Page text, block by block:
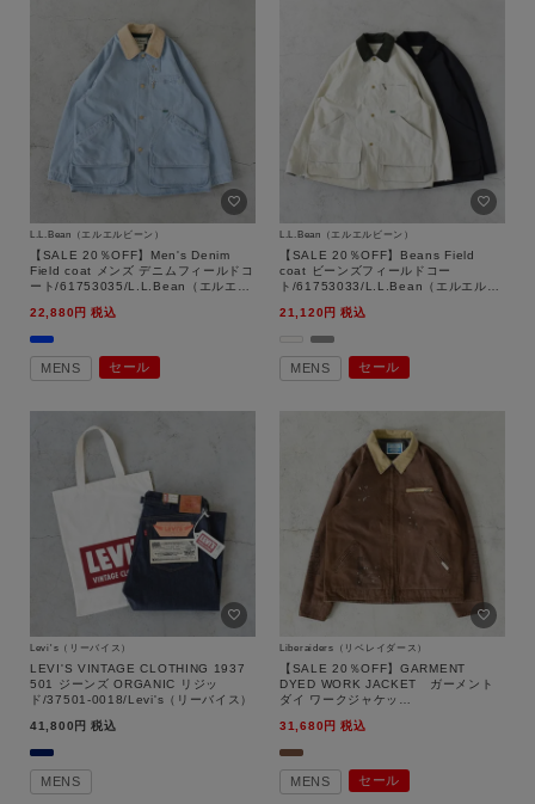
L.L.Bean（エルエルビーン）
【SALE 20％OFF】Men's Denim
Field coat メンズ デニムフィールドコ
ート/61753035/L.L.Bean（エルエル
22,880
税込
MENS セール
L.L.Bean（エルエルビーン）
【SALE 20％OFF】Beans Field
coat ビーンズフィールドコー
ト/61753033/L.L.Bean（エルエルビ
21,120
税込
MENS セール
Levi's（リーバイス）
LEVI'S VINTAGE CLOTHING 1937
501 ジーンズ ORGANIC リジッ
ド/37501-0018/Levi's（リーバイス）
41,800
税込
MENS
Liberaiders（リベレイダース）
【SALE 20％OFF】GARMENT
DYED WORK JACKET ガーメント
ダイ ワークジャケッ
イダース）【返品交換不可】
31,680 税込
MENS セール